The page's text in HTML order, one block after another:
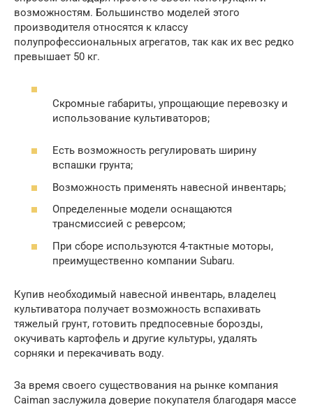
возможностям. Большинство моделей этого
производителя относятся к классу
полупрофессиональных агрегатов, так как их вес редко
превышает 50 кг.
Скромные габариты, упрощающие перевозку и
использование культиваторов;
Есть возможность регулировать ширину
вспашки грунта;
Возможность применять навесной инвентарь;
Определенные модели оснащаются
трансмиссией с реверсом;
При сборе используются 4-тактные моторы,
преимущественно компании Subaru.
Купив необходимый навесной инвентарь, владелец
культиватора получает возможность вспахивать
тяжелый грунт, готовить предпосевные борозды,
окучивать картофель и другие культуры, удалять
сорняки и перекачивать воду.
За время своего существования на рынке компания
Caiman заслужила доверие покупателя благодаря массе